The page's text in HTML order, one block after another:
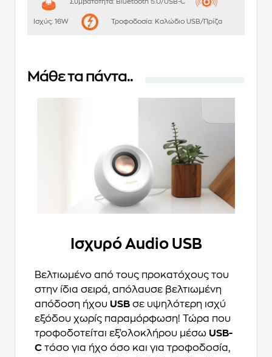
Συμβατότητα: Bluetooth 5.0/USB-C
Ισχύς: 16W Τροφοδοσία: Καλώδιο USB/Πρίζα
Μάθε τα πάντα..
Ισχυρό Audio USB
Βελτιωμένο από τους προκατόχους του
στην ίδια σειρά, απόλαυσε βελτιωμένη
απόδοση ήχου USB σε υψηλότερη ισχύ
εξόδου χωρίς παραμόρφωση! Τώρα που
τροφοδοτείται εξ'ολοκλήρου μέσω USB-
C τόσο για ήχο όσο και για τροφοδοσία,